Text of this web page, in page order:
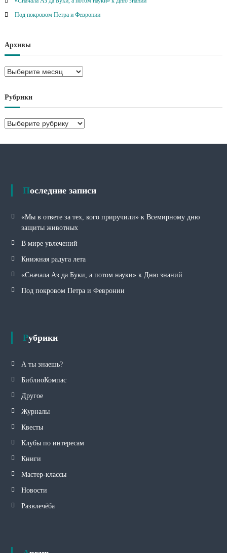
Под покровом Петра и Февронии
Архивы
А
ы
Рубрики
Р
б
Последние записи
«Мы в ответе за тех, кого приручили» к Всемирному дню
защиты животных
В мире увлечений
Книжная радуга лета
«Сначала Аз да Буки, а потом науки» к Дню знаний
Под покровом Петра и Февронии
Рубрики
А ты знаешь?
БиблиоКомпас
Другое
Журналы
Квесты
Клубы по интересам
Книги
Мастер-классы
Новости
Развлечёба